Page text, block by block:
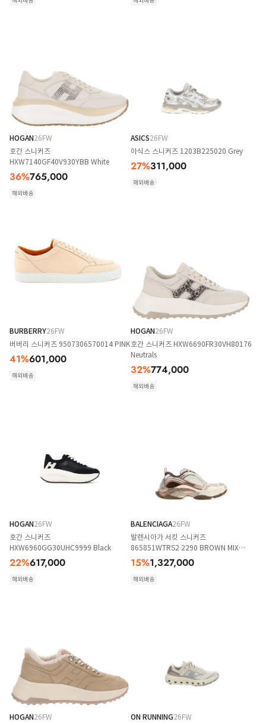
HOGAN26FW
호간 스니커즈
HXW7140GF40V930YBB White
36%765,000
해외배송
ASICS26FW
아식스 스니커즈 1203B225020 Grey
27%311,000
해외배송
BURBERRY26FW
버버리 스니커즈 9507306570014 PINK
41%601,000
해외배송
HOGAN26FW
호간 스니커즈 HXW6690FR30VH80176
Neutrals
32%774,000
해외배송
HOGAN26FW
호간 스니커즈
HXW6960GG30UHC9999 Black
22%617,000
해외배송
BALENCIAGA26FW
발렌시아가 서킷 스니커즈
865851WTRS2 2290 BROWN MIX
BEIGE
15%1,327,000
해외배송
HOGAN26FW
ON RUNNING26FW